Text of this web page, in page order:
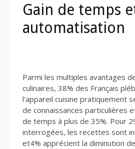
Gain de temps
automatisation
Parmi les multiples avantages
culinaires, 38% des Français
l’appareil cuisine pratiquement
de connaissances particulières
de temps à plus de 35%. Pour
interrogées, les recettes sont
et4% apprécient la diminution